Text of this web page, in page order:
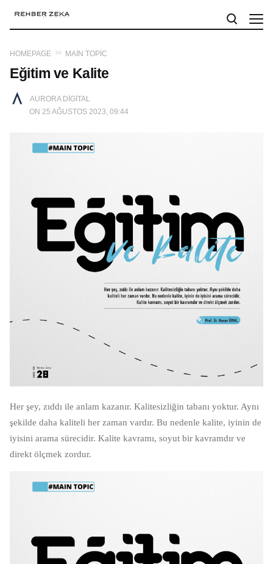
HOMEPAGE MAIN TOPIC
AURORA DIGITAL
ON 25 AĞUSTOS 2023, 09:44
Eğitim ve Kalite
Her şey, zıddı ile anlam kazanır. Kalitesizliğin tabanı yoktur. Aynı
şekilde daha kaliteli her zaman vardır. Bu nedenle kalite, iyinin de
iyisini arama sürecidir. Kalite kavramı, soyut bir kavramdır ve
direkt ölçmek zordur.